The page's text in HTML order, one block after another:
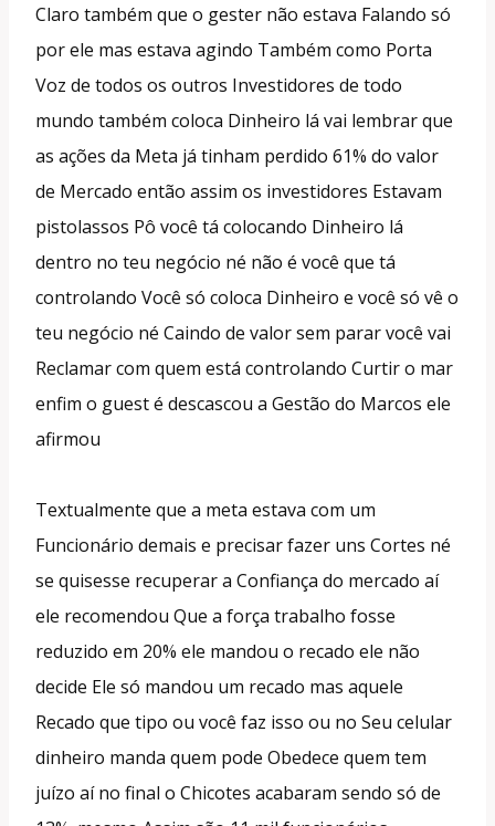
Claro também que o gester não estava Falando só
por ele mas estava agindo Também como Porta
Voz de todos os outros Investidores de todo
mundo também coloca Dinheiro lá vai lembrar que
as ações da Meta já tinham perdido 61% do valor
de Mercado então assim os investidores Estavam
pistolassos Pô você tá colocando Dinheiro lá
dentro no teu negócio né não é você que tá
controlando Você só coloca Dinheiro e você só vê o
teu negócio né Caindo de valor sem parar você vai
Reclamar com quem está controlando Curtir o mar
enfim o guest é descascou a Gestão do Marcos ele
afirmou
Textualmente que a meta estava com um
Funcionário demais e precisar fazer uns Cortes né
se quisesse recuperar a Confiança do mercado aí
ele recomendou Que a força trabalho fosse
reduzido em 20% ele mandou o recado ele não
decide Ele só mandou um recado mas aquele
Recado que tipo ou você faz isso ou no Seu celular
dinheiro manda quem pode Obedece quem tem
juízo aí no final o Chicotes acabaram sendo só de